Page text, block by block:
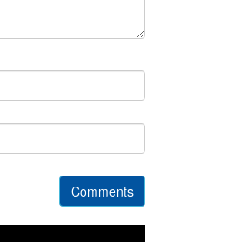
Comments